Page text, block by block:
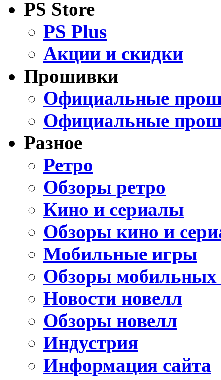
PS Store
PS Plus
Акции и скидки
Прошивки
Официальные
Официальные
Разное
Ретро
Обзоры ретро
Кино и сериалы
Обзоры кино и
Мобильные игры
Обзоры мобильных
Новости новелл
Обзоры новелл
Индустрия
Информация сайта